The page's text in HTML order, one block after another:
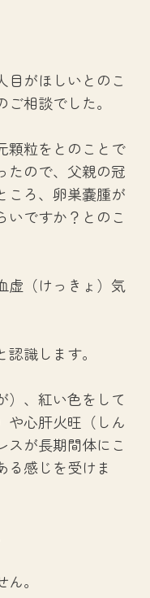
目がほしいとのこ
相談でした。
顆粒をとのことで
たので、父親の冠
ころ、卵巣嚢腫が
ですか？とのこ
虚（けっきょ）気
識します。
）、紅い色をして
や心肝火旺（しん
スが長期間体にこ
る感じを受けま
。